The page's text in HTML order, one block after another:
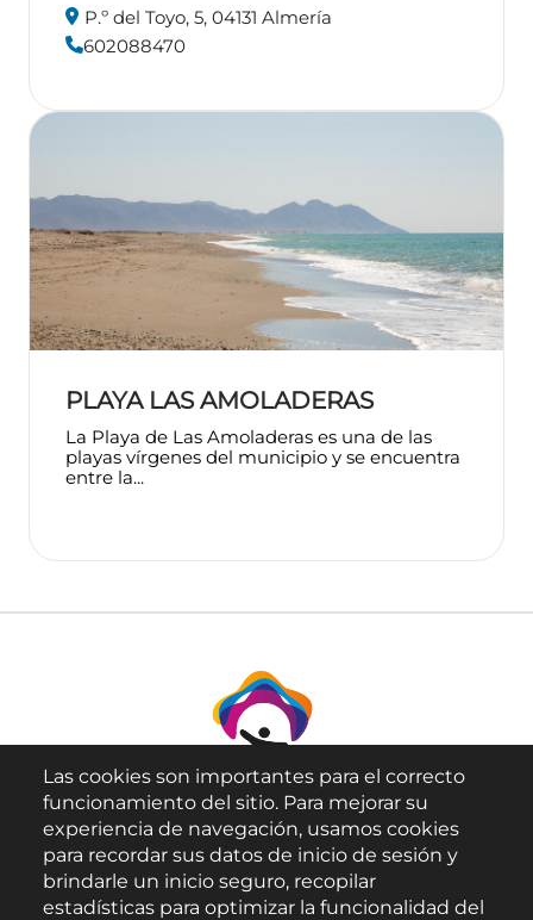
P.º del Toyo, 5, 04131 Almería
602088470
PLAYA LAS AMOLADERAS
La Playa de Las Amoladeras es una de las
playas vírgenes del municipio y se encuentra
entre la...
Aviso Legal
Las cookies son importantes para el correcto
funcionamiento del sitio. Para mejorar su
experiencia de navegación, usamos cookies
para recordar sus datos de inicio de sesión y
brindarle un inicio seguro, recopilar
estadísticas para optimizar la funcionalidad del